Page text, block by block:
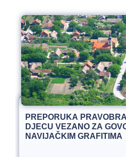
PREPORUKA
DJECU VEZANO ZA
NAVIJAČKIM GRAFITIMA